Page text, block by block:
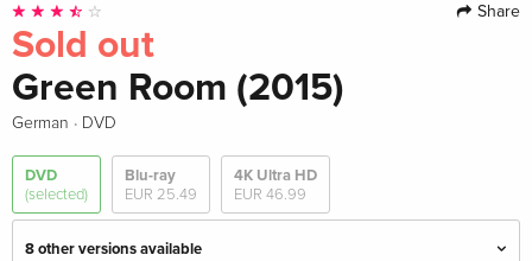
Share
Sold out
Green Room (2015)
German · DVD
DVD
(selected)
Blu-ray
EUR 25.49
4K Ultra HD
EUR 46.99
8 other versions available